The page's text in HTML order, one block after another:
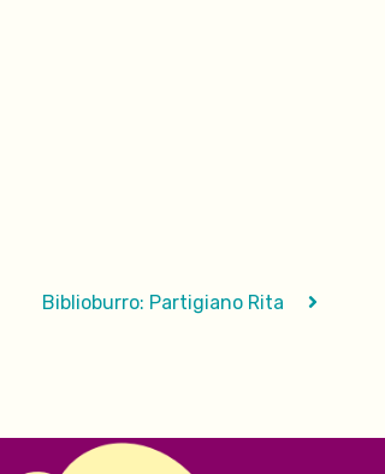
Biblioburro: Partigiano Rita